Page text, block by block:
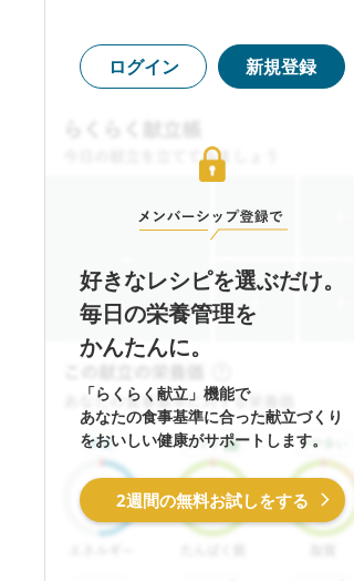
ログイン 新規登録
好きなレシピを選ぶだけ。
毎日の栄養管理を
かんたんに。
「らくらく献立」機能で
あなたの食事基準に合った献立づくり
をおいしい健康がサポートします。
2週間の無料お試しをする